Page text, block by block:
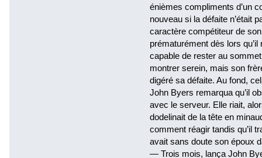
énièmes compliments d’un
nouveau si la défaite n’était
caractère compétiteur de
prématurément dès lors
capable de rester au
montrer serein, mais son
digéré sa défaite. Au fond,
John Byers remarqua qu’il
avec le serveur. Elle riait,
dodelinait de la tête en
comment réagir tandis qu’il
avait sans doute son époux
— Trois mois, lança John